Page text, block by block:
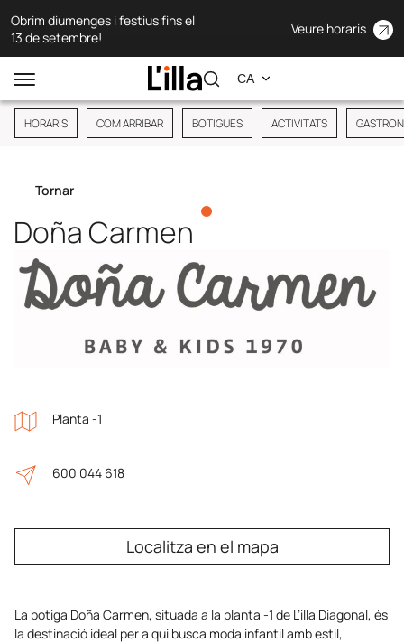
Obrim diumenges i festius fins el
13 de setembre!
Veure horaris
HORARIS COM ARRIBAR BOTIGUES ACTIVITATS
Tornar
Doña Carmen
Planta -1
600 044 618
Localitza en el mapa
La botiga Doña Carmen, situada a la planta -1 de L’illa Diagonal, és
la destinació ideal per a qui busca moda infantil amb estil,